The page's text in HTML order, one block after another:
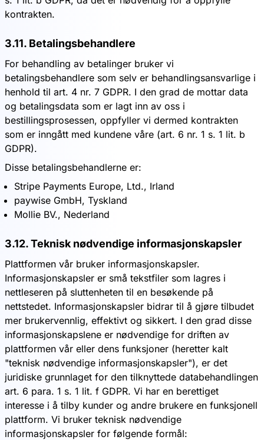
kontrakten.
3.11. Betalingsbehandlere
For behandling av betalinger bruker vi
betalingsbehandlere som selv er behandlingsansvarlige i
henhold til art. 4 nr. 7 GDPR. I den grad de mottar data
og betalingsdata som er lagt inn av oss i
bestillingsprosessen, oppfyller vi dermed kontrakten
som er inngått med kundene våre (art. 6 nr. 1 s. 1 lit. b
GDPR).
Disse betalingsbehandlerne er:
Stripe Payments Europe, Ltd., Irland
paywise GmbH, Tyskland
Mollie BV., Nederland
3.12. Teknisk nødvendige informasjonskapsler
Plattformen vår bruker informasjonskapsler.
Informasjonskapsler er små tekstfiler som lagres i
nettleseren på sluttenheten til en besøkende på
nettstedet. Informasjonskapsler bidrar til å gjøre tilbudet
mer brukervennlig, effektivt og sikkert. I den grad disse
informasjonskapslene er nødvendige for driften av
plattformen vår eller dens funksjoner (heretter kalt
"teknisk nødvendige informasjonskapsler"), er det
juridiske grunnlaget for den tilknyttede databehandlingen
art. 6 para. 1 s. 1 lit. f GDPR. Vi har en berettiget
interesse i å tilby kunder og andre brukere en funksjonell
plattform. Vi bruker teknisk nødvendige
informasjonskapsler for følgende formål: